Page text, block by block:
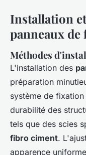
Installation
panneaux de
Méthodes
L'installation des
préparation
système de
durabilité des
tels que des scies
fibro ciment.
apparence